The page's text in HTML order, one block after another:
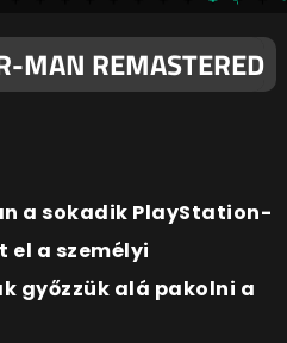
MAN REMASTERED
a sokadik PlayStation-
a személyi
győzzük alá pakolni a